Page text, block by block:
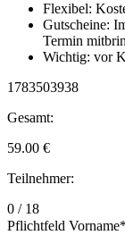
Flexibel:
Gutscheine:
Termin
Wichtig: vor
1783503938
Gesamt:
59.00 €
Teilnehmer:
0 / 18
Pflichtfeld Vorname*